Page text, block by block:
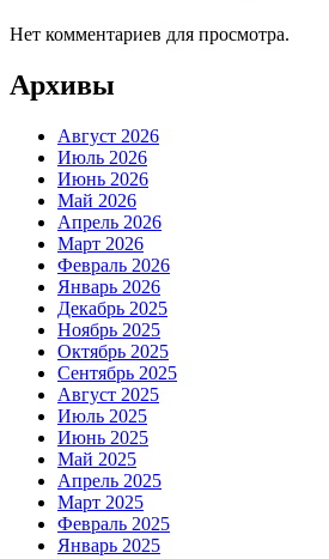
Нет комментариев для просмотра.
Архивы
Август 2026
Июль 2026
Июнь 2026
Май 2026
Апрель 2026
Март 2026
Февраль 2026
Январь 2026
Декабрь 2025
Ноябрь 2025
Октябрь 2025
Сентябрь 2025
Август 2025
Июль 2025
Июнь 2025
Май 2025
Апрель 2025
Март 2025
Февраль 2025
Январь 2025